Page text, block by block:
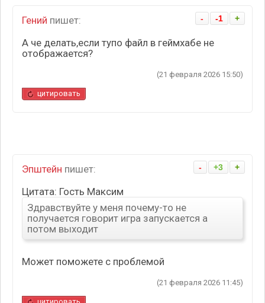
- -1 +
Гений пишет:
А че делать,если тупо файл в геймхабе не
отображается?
(21 февраля 2026 15:50)
цитировать
- +3 +
Эпштейн пишет:
Цитата: Гость Максим
Здравствуйте у меня почему-то не
получается говорит игра запускается а
потом выходит
Может поможете с проблемой
(21 февраля 2026 11:45)